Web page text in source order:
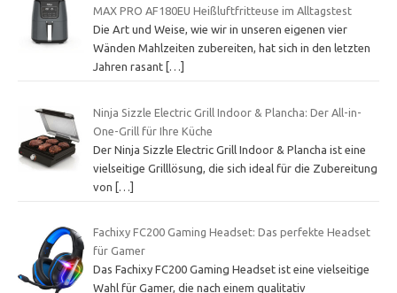
MAX PRO AF180EU Heißluftfritteuse im Alltagstest
Die Art und Weise, wie wir in unseren eigenen vier
Wänden Mahlzeiten zubereiten, hat sich in den letzten
Jahren rasant […]
Ninja Sizzle Electric Grill Indoor & Plancha: Der All-in-
One-Grill für Ihre Küche
Der Ninja Sizzle Electric Grill Indoor & Plancha ist eine
vielseitige Grilllösung, die sich ideal für die Zubereitung
von […]
Fachixy FC200 Gaming Headset: Das perfekte Headset
für Gamer
Das Fachixy FC200 Gaming Headset ist eine vielseitige
Wahl für Gamer, die nach einem qualitativ